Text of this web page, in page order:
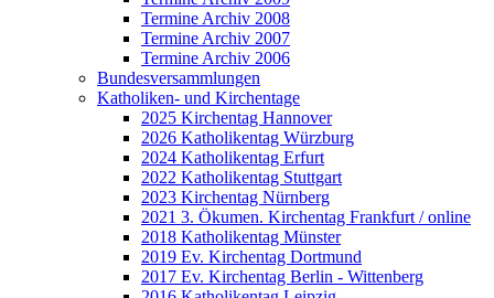
Termine Archiv 2008
Termine Archiv 2007
Termine Archiv 2006
Bundesversammlungen
Katholiken- und Kirchentage
2025 Kirchentag Hannover
2026 Katholikentag Würzburg
2024 Katholikentag Erfurt
2022 Katholikentag Stuttgart
2023 Kirchentag Nürnberg
2021 3. Ökumen. Kirchentag Frankfurt / online
2018 Katholikentag Münster
2019 Ev. Kirchentag Dortmund
2017 Ev. Kirchentag Berlin - Wittenberg